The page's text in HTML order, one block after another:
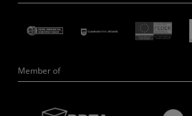
Member of